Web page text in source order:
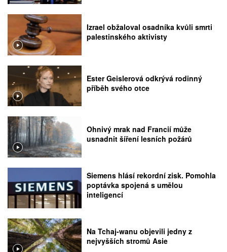
Izrael obžaloval osadníka kvůli smrti
palestinského aktivisty
Ester Geislerová odkrývá rodinný
příběh svého otce
Ohnivý mrak nad Francií může
usnadnit šíření lesních požárů
Siemens hlásí rekordní zisk. Pomohla
poptávka spojená s umělou
inteligencí
Na Tchaj-wanu objevili jedny z
nejvyšších stromů Asie